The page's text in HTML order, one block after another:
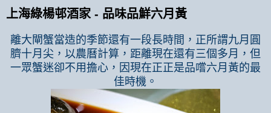
上海綠楊邨酒家 - 品味品鮮六月黃
離大閘蟹當造的季節還有一段長時間，正所謂九月圓
臍十月尖，以農曆計算，距離現在還有三個多月，但
一眾蟹迷卻不用擔心，因現在正正是品嚐六月黃的最
佳時機。